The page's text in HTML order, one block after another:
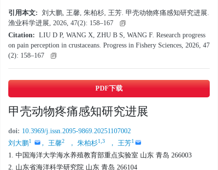
引用本文: 刘大鹏, 王馨, 朱柏杉, 王芳. 甲壳动物疼痛感知研究进展.
渔业科学进展, 2026, 47(2): 158–167
Citation: LIU D P, WANG X, ZHU B S, WANG F. Research progress
on pain perception in crustaceans. Progress in Fishery Sciences, 2026, 47
(2): 158–167
PDF下载
甲壳动物疼痛感知研究进展
doi: 10.3969/j.issn.2095-9869.20251107002
刘大鹏1 ， 王馨2 ， 朱柏杉1,3 ， 王芳1
1. 中国海洋大学海水养殖教育部重点实验室 山东 青岛 266003
2. 山东省海洋科学研究院 山东 青岛 266104